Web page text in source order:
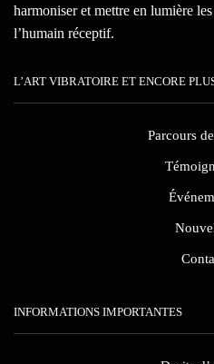
harmoniser et mettre en lumière
l’humain réceptif.
L’ART VIBRATOIRE ET ENCORE
Parcours
INFORMATIONS IMPORTANTES